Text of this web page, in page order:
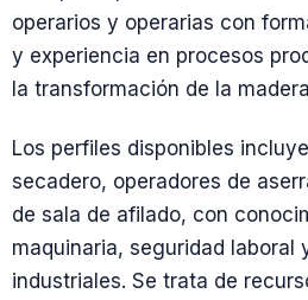
operarios y operarias con
y experiencia en procesos
la transformación de la
Los perfiles disponibles
secadero, operadores de
de sala de afilado, con
maquinaria, seguridad laboral
industriales. Se trata de